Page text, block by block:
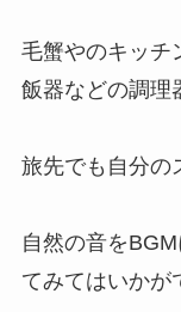
毛蟹やのキッチ
飯器などの調理
旅先でも自分の
自然の音を
てみてはいかが